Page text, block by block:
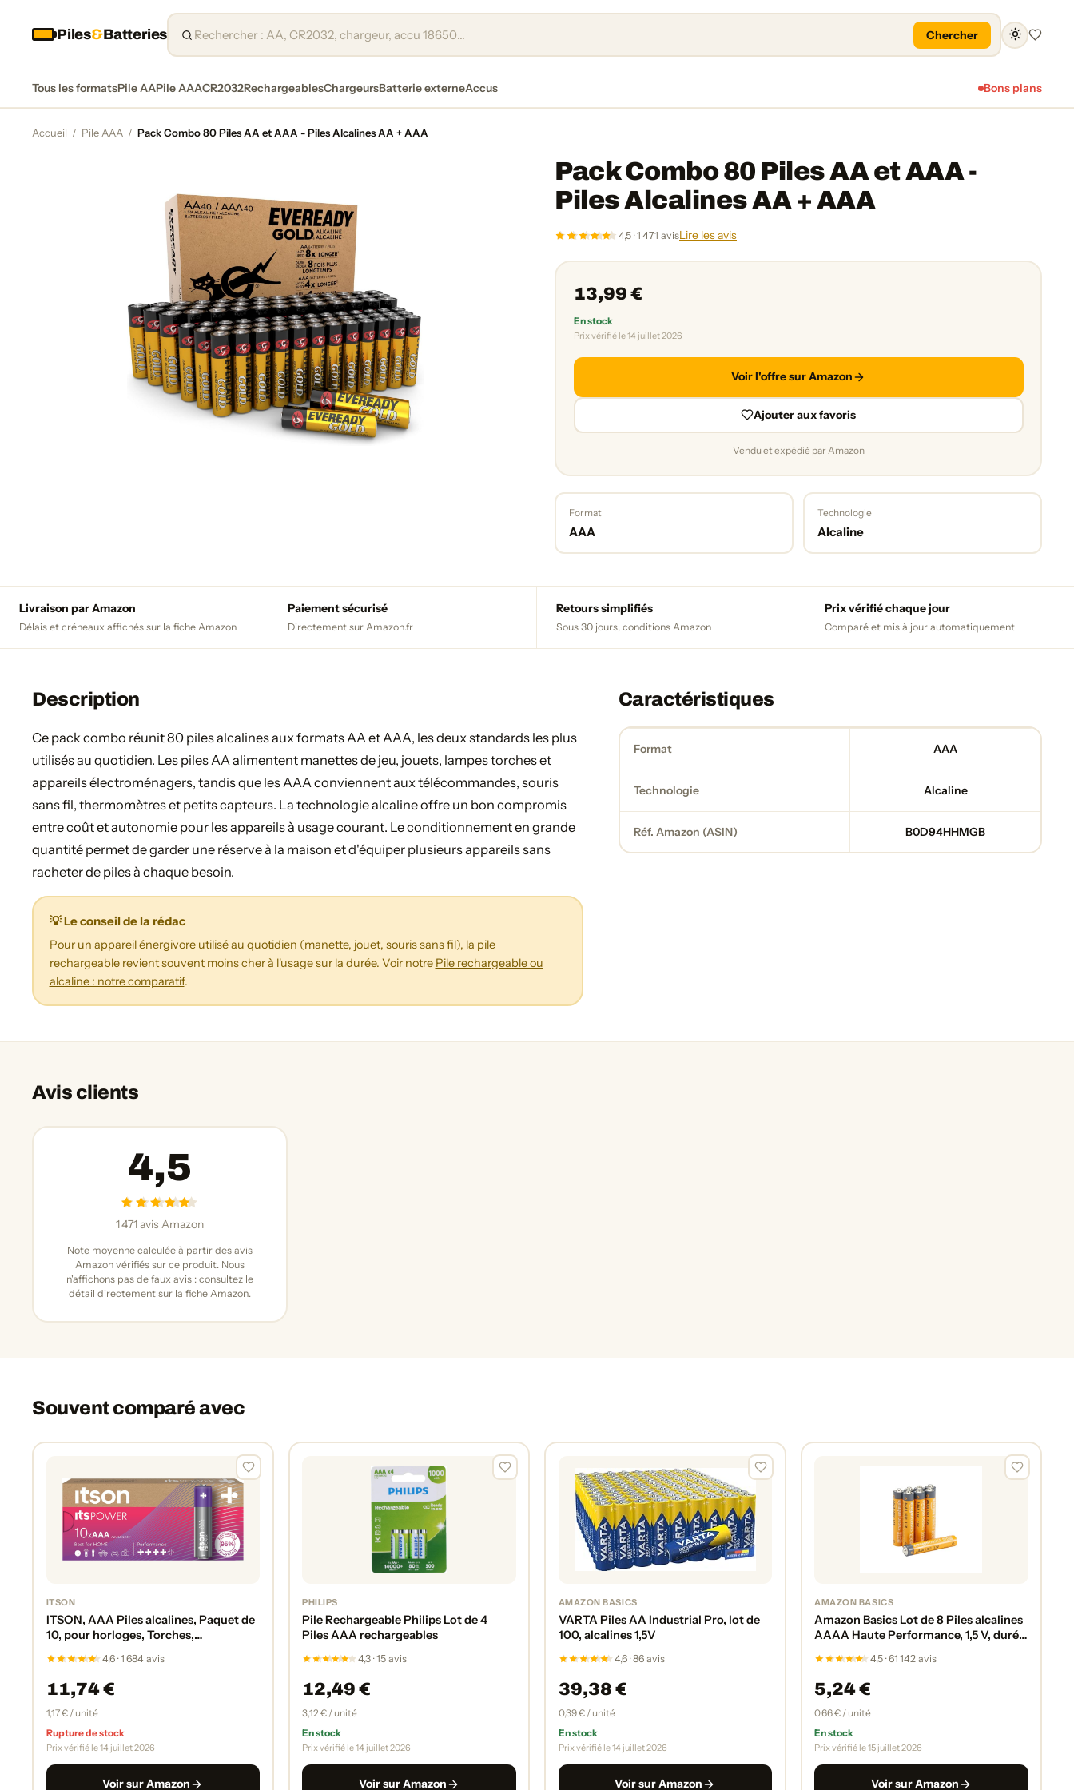
Piles&Batteries Chercher
Favoris
Tous les formatsPile AAPile AAACR2032RechargeablesChargeursBatterie externeAccus Bons plans
Accueil / Pile AAA / Pack Combo 80 Piles AA et AAA - Piles Alcalines AA + AAA
Pack Combo 80 Piles AA et AAA -
Piles Alcalines AA + AAA
4,5 · 1 471 avisLire les avis
13,99 €
En stock
Prix vérifié le 14 juillet 2026
Voir l'offre sur Amazon
Ajouter aux favoris
Vendu et expédié par Amazon
Format
AAA
Technologie
Alcaline
Livraison par Amazon
Délais et créneaux affichés sur la fiche Amazon
Paiement sécurisé
Directement sur Amazon.fr
Retours simplifiés
Sous 30 jours, conditions Amazon
Prix vérifié chaque jour
Comparé et mis à jour automatiquement
Description
Ce pack combo réunit 80 piles alcalines aux formats AA et AAA, les deux standards les plus
utilisés au quotidien. Les piles AA alimentent manettes de jeu, jouets, lampes torches et
appareils électroménagers, tandis que les AAA conviennent aux télécommandes, souris
sans fil, thermomètres et petits capteurs. La technologie alcaline offre un bon compromis
entre coût et autonomie pour les appareils à usage courant. Le conditionnement en grande
quantité permet de garder une réserve à la maison et d'équiper plusieurs appareils sans
racheter de piles à chaque besoin.
💡 Le conseil de la rédac
Pour un appareil énergivore utilisé au quotidien (manette, jouet, souris sans fil), la pile
rechargeable revient souvent moins cher à l'usage sur la durée. Voir notre Pile rechargeable ou
alcaline : notre comparatif.
Caractéristiques
Format AAA
Technologie Alcaline
Réf. Amazon (ASIN) B0D94HHMGB
Avis clients
4,5
1 471 avis Amazon
Note moyenne calculée à partir des avis
Amazon vérifiés sur ce produit. Nous
n'affichons pas de faux avis : consultez le
détail directement sur la fiche Amazon.
Souvent comparé avec
ITSON
ITSON, AAA Piles alcalines, Paquet de
10, pour horloges, Torches,
Plastique, LR03IPO/10CB
4,6 · 1 684 avis
11,74 €
1,17 € / unité
Rupture de stock
Prix vérifié le 14 juillet 2026
Voir sur Amazon
PHILIPS
Pile Rechargeable Philips Lot de 4
Piles AAA rechargeables
4,3 · 15 avis
12,49 €
3,12 € / unité
En stock
Prix vérifié le 14 juillet 2026
Voir sur Amazon
AMAZON BASICS
VARTA Piles AA Industrial Pro, lot de
100, alcalines 1,5V
4,6 · 86 avis
39,38 €
0,39 € / unité
En stock
Prix vérifié le 14 juillet 2026
Voir sur Amazon
AMAZON BASICS
Amazon Basics Lot de 8 Piles alcalines
AAAA Haute Performance, 1,5 V, durée
4,5 · 61 142 avis
5,24 €
0,66 € / unité
En stock
Prix vérifié le 15 juillet 2026
Voir sur Amazon